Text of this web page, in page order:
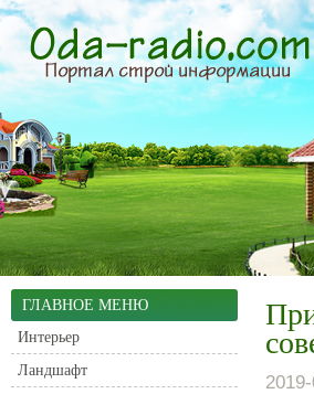
ГЛАВНОЕ МЕНЮ
Интерьер
Ландшафт